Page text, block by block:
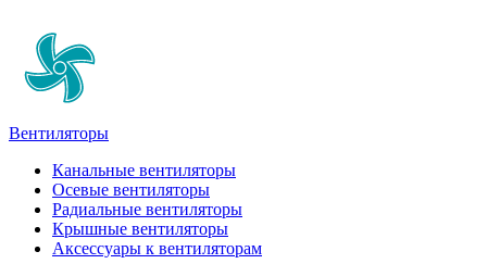
Вентиляторы
Канальные вентиляторы
Осевые вентиляторы
Радиальные вентиляторы
Крышные вентиляторы
Аксессуары к вентиляторам